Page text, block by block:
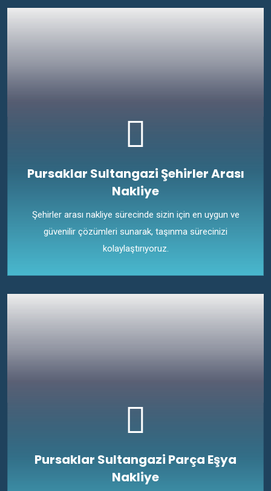
Pursaklar Sultangazi Şehirler Arası
Nakliye
Şehirler arası nakliye sürecinde sizin için en uygun ve
güvenilir çözümleri sunarak, taşınma sürecinizi
kolaylaştırıyoruz.
Pursaklar Sultangazi Parça Eşya
Nakliye